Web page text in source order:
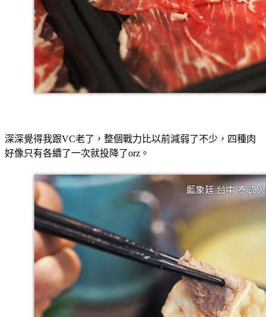
深深覺得我跟VC老了，整個戰力比以前減弱了不少，四種肉
好像只有各續了一次就投降了orz。